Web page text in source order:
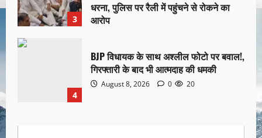
3
धरना, पुलिस पर रैली में पहुंचने से रोकने का
आरोप
4
BJP विधायक के साथ अश्लील फोटो पर बवाल!,
गिरफ्तारी के बाद भी आत्मदाह की धमकी
August 8, 2026 0 20